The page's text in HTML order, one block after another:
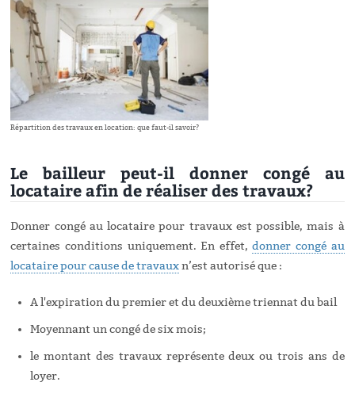
Répartition des travaux en location: que faut-il savoir?
Le bailleur peut-il donner congé au
locataire afin de réaliser des travaux?
Donner congé au locataire pour travaux est possible, mais à
certaines conditions uniquement. En effet,donner congé au
locataire pour cause de travauxn’est autorisé que :
A l'expiration du premier et du deuxième triennat du bail
Moyennant un congé de six mois;
le montant des travaux représente deux ou trois ans de
loyer.